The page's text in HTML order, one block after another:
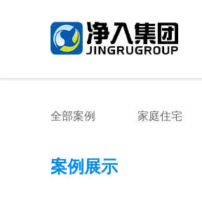
全部案例 家庭住宅
案例展示